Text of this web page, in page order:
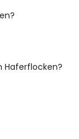
Haferflocken?